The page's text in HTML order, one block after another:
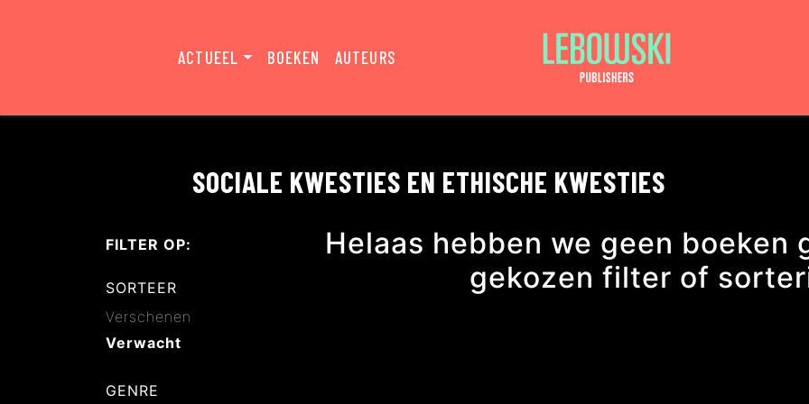
ACTUEEL BOEKEN AUTEURS
SOCIALE KWESTIES EN ETHISCHE KWESTIES
FILTER OP:
SORTEER
Verschenen
Verwacht
GENRE
Helaas hebben we geen boeken
gekozen filter of